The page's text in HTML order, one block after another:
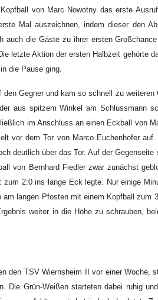
von Marc Nowotny das erste
Mal auszeichnen, indem dieser den
auch die Gäste zu ihrer ersten
letzte Aktion der ersten Halbzeit
die Pause ging.
Gegner und kam so schnell zu
aus spitzem Winkel am Schlussmann
im Anschluss an einen Eckball von
vor dem Tor von Marco Euchenhofer
deutlich über das Tor. Auf der
von Bernhard Fiedler zwar zunächst
2:0 ins lange Eck legte. Nur einige
am langen Pfosten mit einem Kopfball
weiter in die Höhe zu schrauben,
den TSV Wiernsheim II vor einer
Die Grün-Weißen starteten dabei ruhig